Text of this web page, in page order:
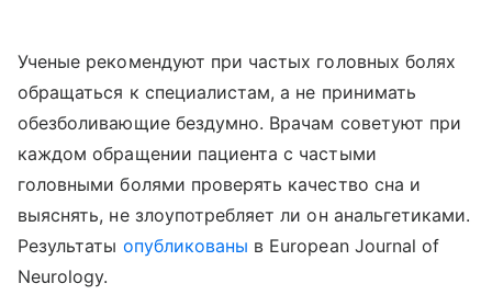
Ученые рекомендуют при частых головных болях
обращаться к специалистам, а не принимать
обезболивающие бездумно. Врачам советуют при
каждом обращении пациента с частыми
головными болями проверять качество сна и
выяснять, не злоупотребляет ли он анальгетиками.
Результаты опубликованы в European Journal of
Neurology.